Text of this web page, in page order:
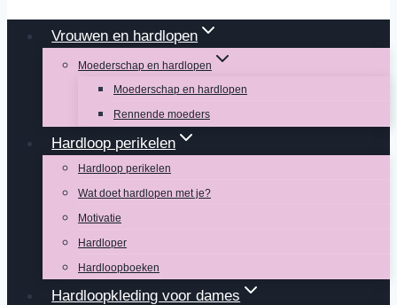
Vrouwen en hardlopen
Moederschap en hardlopen
Moederschap en hardlopen
Rennende moeders
Hardloop perikelen
Hardloop perikelen
Wat doet hardlopen met je?
Motivatie
Hardloper
Hardloopboeken
Hardloopkleding voor dames